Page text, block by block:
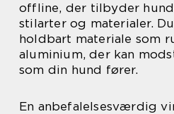
offline, der tilbyder
stilarter og materialer.
holdbart materiale som
aluminium, der kan
som din hund fører.
En anbefalelsesværdig